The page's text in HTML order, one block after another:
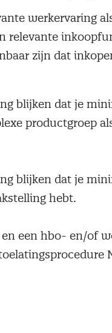
werkervaring
relevante
zijn dat
blijken dat je
productgroep
blijken dat je
hebt.
en een hbo- en/of